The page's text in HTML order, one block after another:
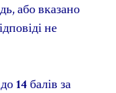
або вказано
не
до14балів за